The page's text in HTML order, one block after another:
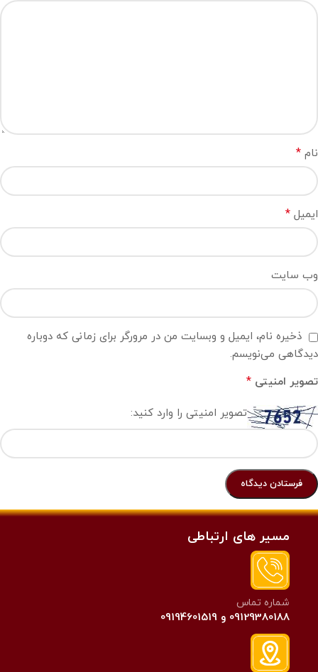
نام *
ایمیل *
وب‌ سایت
ذخیره نام، ایمیل و وبسایت من در مرورگر برای زمانی که دوباره
دیدگاهی می‌نویسم.
تصویر امنیتی *
تصویر امنیتی را وارد کنید:
مسیر های ارتباطی
شماره تماس
09129380188 و 09194601519